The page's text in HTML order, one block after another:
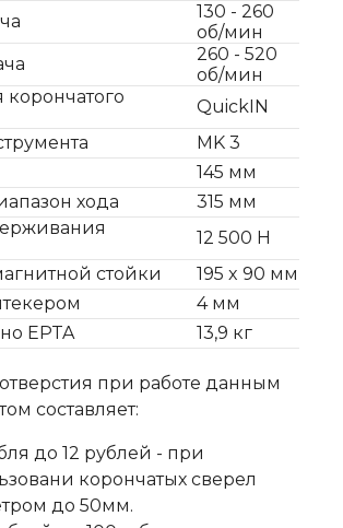
130 - 260
об/мин
260 - 520
об/мин
QuickIN
MK 3
145 мм
хода
315 мм
12 500 Н
стойки
195 x 90 мм
4 мм
EPTA
13,9 кг
при работе данным
составляет:
до 12 рублей - при
корончатых сверел
до 50мм.